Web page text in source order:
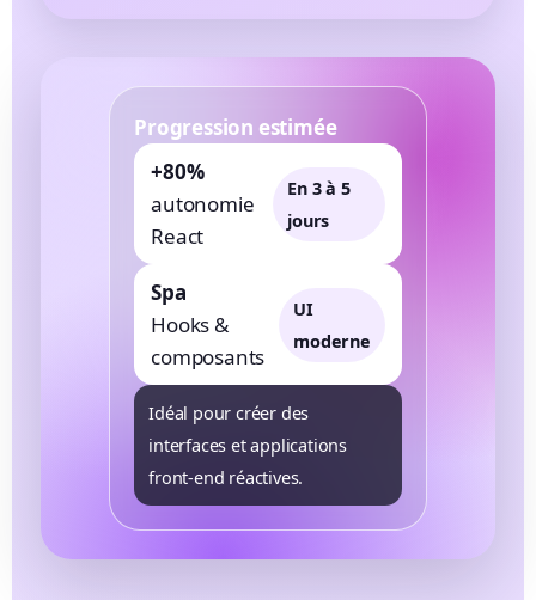
Progression estimée
+80%
autonomie
React
En 3 à 5
jours
Spa
Hooks &
composants
UI
moderne
Idéal pour créer des
interfaces et applications
front-end réactives.